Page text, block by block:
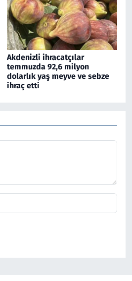
Akdenizli ihracatçılar
temmuzda 92,6 milyon
dolarlık yaş meyve ve sebze
ihraç etti